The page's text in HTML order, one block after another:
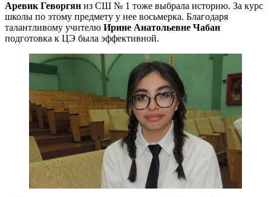
Аревик Геворгян из СШ № 1 тоже выбрала историю. За курс
школы по этому предмету у нее восьмерка. Благодаря
талантливому учителю Ирине Анатольевне Чабан
подготовка к ЦЭ была эффективной.